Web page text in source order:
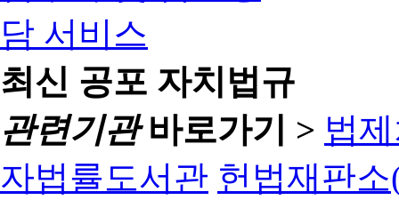
최신 공포 자치법규
관련기관바로가기 > 법
자법률도서관 헌법재판